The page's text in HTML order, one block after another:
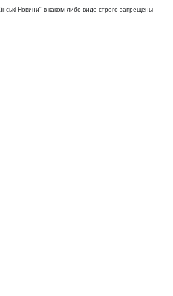
Новини" в каком-либо виде строго запрещены